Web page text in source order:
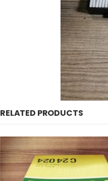
RELATED PRODUCTS